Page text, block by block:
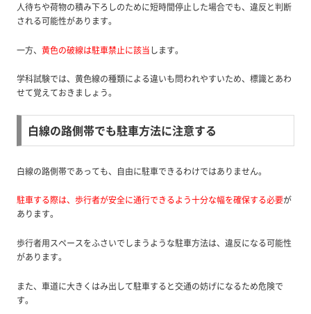
人待ちや荷物の積み下ろしのために短時間停止した場合でも、違反と判断
される可能性があります。
一方、 黄色の破線は駐車禁止に該当します。
学科試験では、黄色線の種類による違いも問われやすいため、標識とあわ
せて覚えておきましょう。
白線の路側帯でも駐車方法に注意する
白線の路側帯であっても、自由に駐車できるわけではありません。
駐車する際は、歩行者が安全に通行できるよう十分な幅を確保する必要が
あります。
歩行者用スペースをふさいでしまうような駐車方法は、違反になる可能性
があります。
また、車道に大きくはみ出して駐車すると交通の妨げになるため危険で
す。